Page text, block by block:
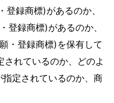
録商標)があるのか、
登録商標)があるのか、
・登録商標)を保有して
れているのか、どのよ
定されているのか、商